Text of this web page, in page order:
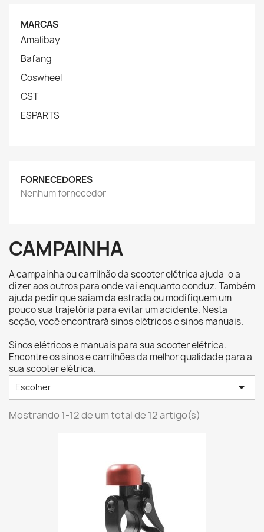
MARCAS
Amalibay
Bafang
Coswheel
CST
ESPARTS
FORNECEDORES
Nenhum fornecedor
CAMPAINHA
A campainha ou carrilhão da scooter elétrica ajuda-o a
dizer aos outros para onde vai enquanto conduz. Também
ajuda pedir que saiam da estrada ou modifiquem um
pouco sua trajetória para evitar um acidente. Nesta
seção, você encontrará sinos elétricos e sinos manuais.
Sinos elétricos e manuais para sua scooter elétrica.
Encontre os sinos e carrilhões da melhor qualidade para a
sua scooter elétrica.
Escolher 
Mostrando 1-12 de um total de 12 artigo(s)